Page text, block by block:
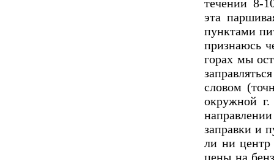
течении 8-
эта
пунктами
признаюсь
горах мы
словом
окружной г.
заправки и
ли ни центр
цены на